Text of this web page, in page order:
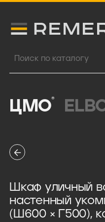
Логитип компании Remer
Поиск продукции
ЦМО®
Шкаф уличный
настенный
(Ш600 × Г500),